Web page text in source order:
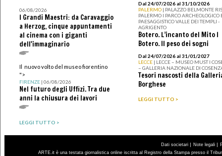
06/08/2026
I Grandi Maestri: da Caravaggio
a Herzog, cinque appuntamenti
al cinema con i giganti
dell'immaginario
Il nuovo volto del museo fiorentino
">
FIRENZE| 06/08/2026
Nel futuro degli Uffizi. Tra due
anni la chiusura dei lavori
LEGGI TUTTO >
Dal 24/07/2026 al 31/10/2026
PALERMO | PALAZZO BELMONTE
PALERMO I PARCO ARCHEOLOGICO
PAESAGGISTICO VALLE DEI TEMPLI -
AGRIGENTO
Botero. L’incanto del Mito I
Botero. Il peso dei sogni
Dal 24/07/2026 al 31/01/2027
LECCE | LECCE – MUSEO MUST I
– GALLERIA NAZIONALE DI
Tesori nascosti della
Borghese
LEGGI TUTTO >
Dati societari | Note legali |
ARTE.it è una testata giornalistica online iscritta al Registro della Stampa presso il